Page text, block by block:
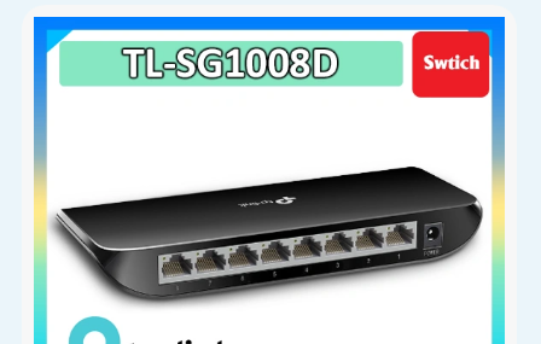
đến 2000 Mbps ở chế độ full duplex. Với bộ đệm 4 Mbit,
Jumbo Frame 15 KB, vỏ kim loại chắc chắn cùng thiết kế
nhỏ gọn dễ lắp đặt